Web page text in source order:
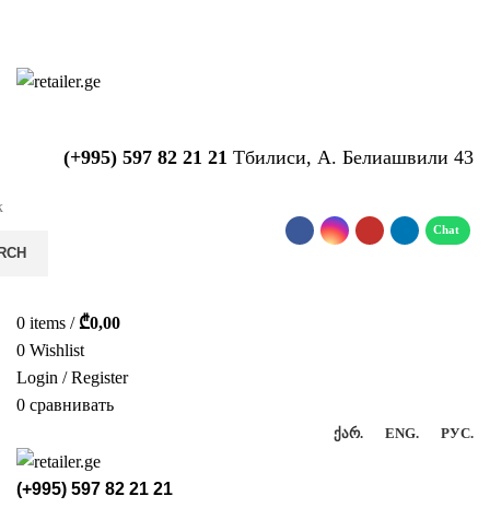
(+995) 597 82 21 21 Тбилиси, А. Белиашвили 43
0 items / ₾0,00
0 Wishlist
Login / Register
0 сравнивать
ᲥᲐᲠ. ENG. РУС.
(+995) 597 82 21 21